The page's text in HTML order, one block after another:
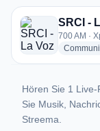
1 Radiosender
700 AM ·
Hören Sie 1
Sie Musik,
Streema.